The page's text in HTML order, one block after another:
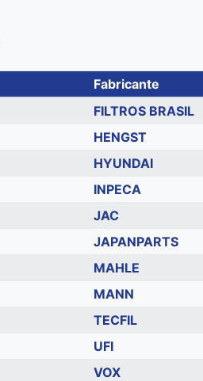
Fabricante
FILTROS BRASIL
HENGST
HYUNDAI
INPECA
JAC
JAPANPARTS
MAHLE
MANN
TECFIL
UFI
VOX